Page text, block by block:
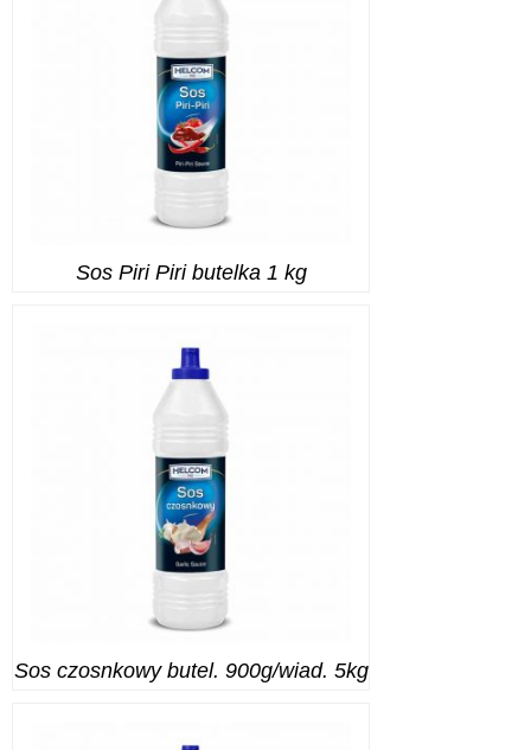
Sos Piri Piri butelka 1 kg
Sos czosnkowy butel. 900g/wiad. 5kg